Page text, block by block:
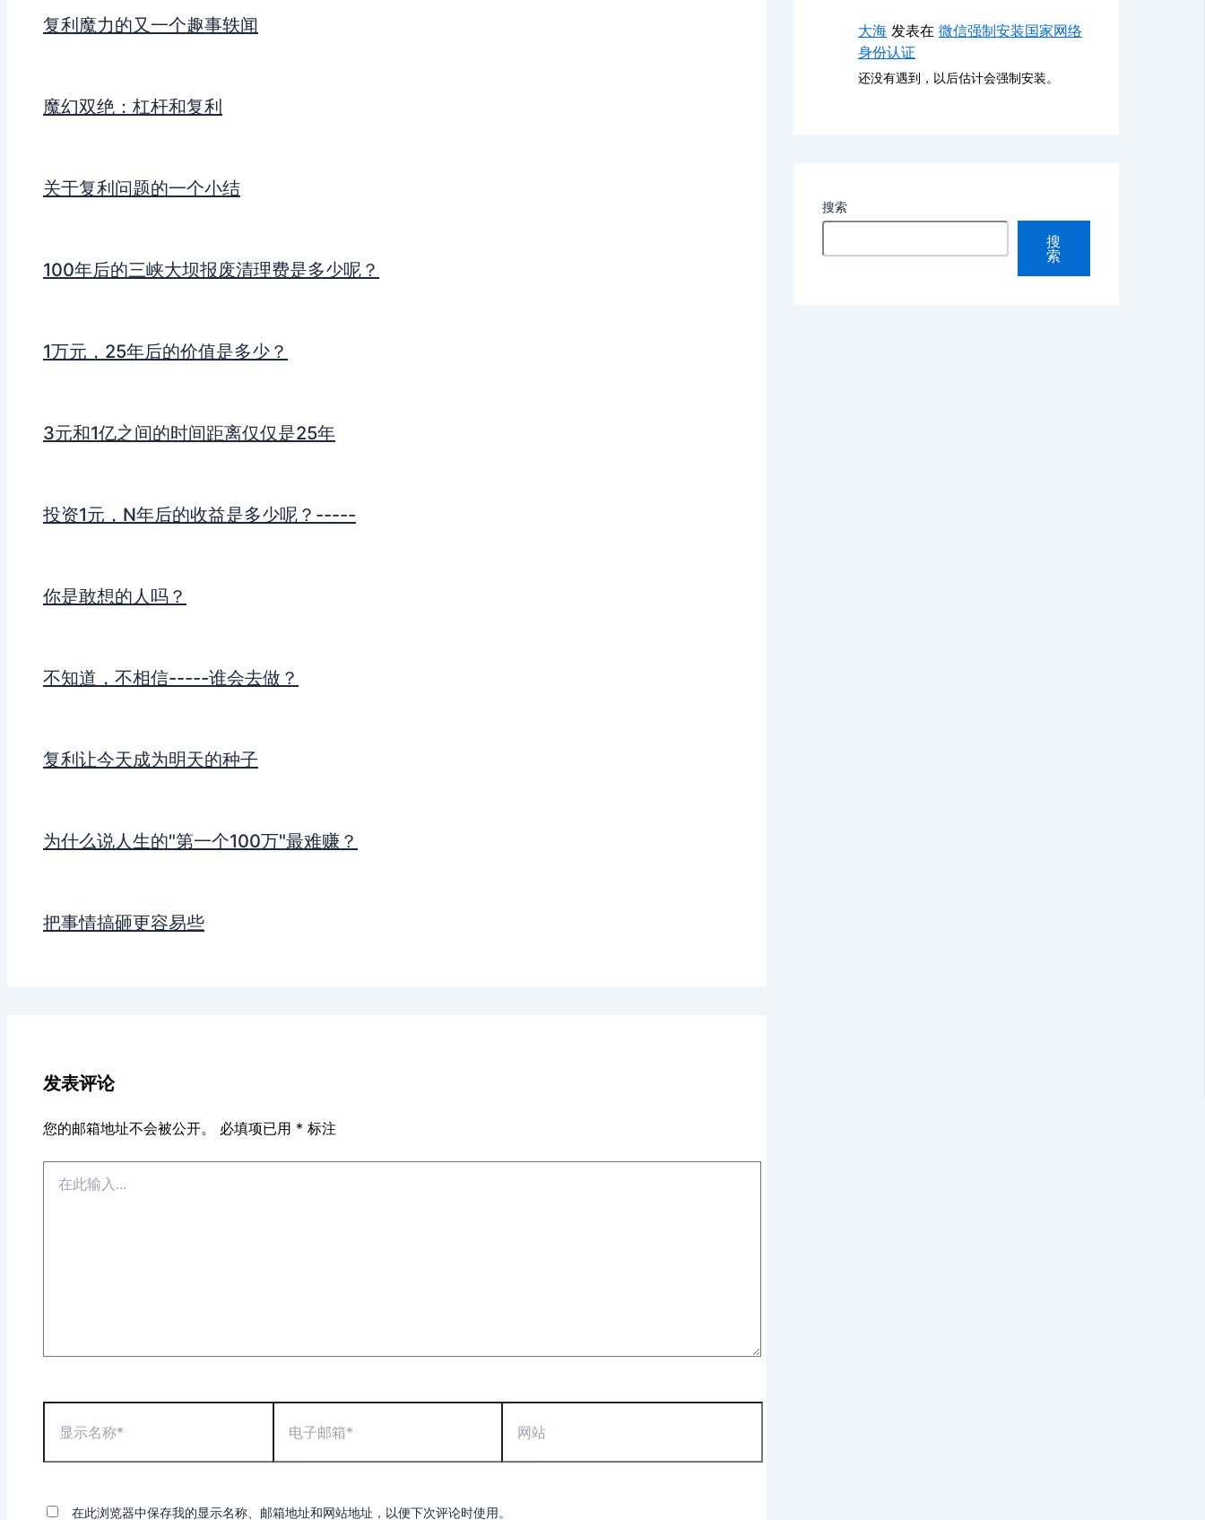
复利魔力的又一个趣事轶闻
魔幻双绝：杠杆和复利
关于复利问题的一个小结
100年后的三峡大坝报废清理费是多少呢？
1万元，25年后的价值是多少？
3元和1亿之间的时间距离仅仅是25年
投资1元，N年后的收益是多少呢？-----
你是敢想的人吗？
不知道，不相信-----谁会去做？
复利让今天成为明天的种子
为什么说人生的"第一个100万"最难赚？
把事情搞砸更容易些
发表评论
您的邮箱地址不会被公开。 必填项已用 * 标注
称
箱
在此浏览器中保存我的显示名称、邮箱地址和网站地址，以便下次评论时使用。
大海 发表在 微信强制安装国家网络
身份认证
还没有遇到，以后估计会强制安装。
搜索
搜
索